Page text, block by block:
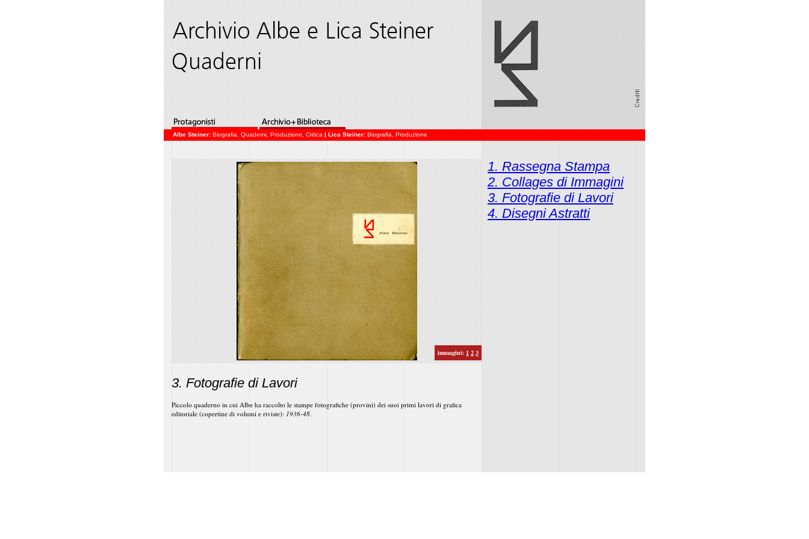
Albe Steiner: Biografia Quaderni Produzione Critica | Lica Steiner: Biografia Produzione
3. Fotografie di Lavori
Piccolo quaderno in cui Albe ha raccolto le stampe fotografiche (provini) dei suoi primi lavori di grafica
editoriale (copertine di volumi e riviste): 1936-48.
1. Rassegna Stampa
2. Collages di Immagini
3. Fotografie di Lavori
4. Disegni Astratti